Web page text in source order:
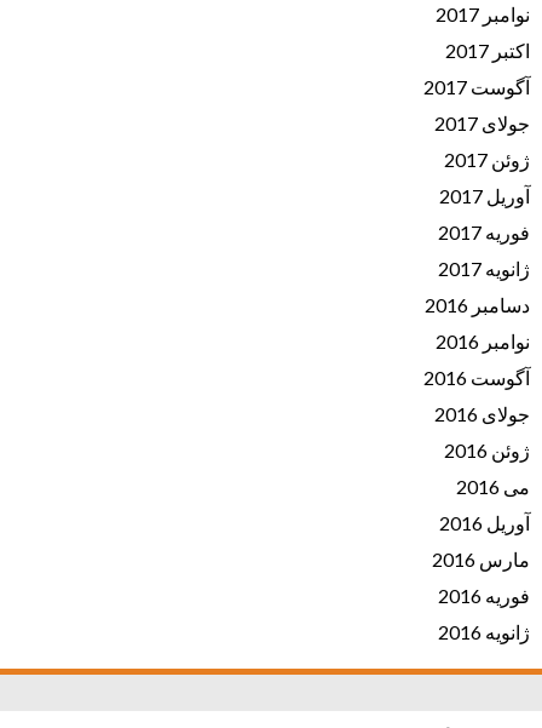
نوامبر 2017
اکتبر 2017
آگوست 2017
جولای 2017
ژوئن 2017
آوریل 2017
فوریه 2017
ژانویه 2017
دسامبر 2016
نوامبر 2016
آگوست 2016
جولای 2016
ژوئن 2016
می 2016
آوریل 2016
مارس 2016
فوریه 2016
ژانویه 2016